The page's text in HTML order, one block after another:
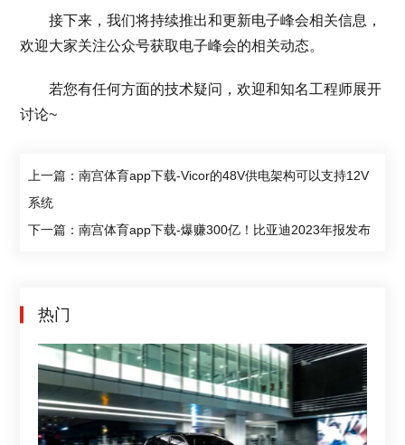
接下来，我们将持续推出和更新电子峰会相关信息，
欢迎大家关注公众号获取电子峰会的相关动态。
若您有任何方面的技术疑问，欢迎和知名工程师展开
讨论~
上一篇：南宫体育app下载-Vicor的48V供电架构可以支持12V
系统
下一篇：南宫体育app下载-爆赚300亿！比亚迪2023年报发布
热门